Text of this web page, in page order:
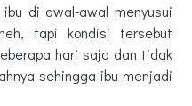
di awal-awal menyusui
tapi kondisi tersebut
hari saja dan tidak
sehingga ibu menjadi